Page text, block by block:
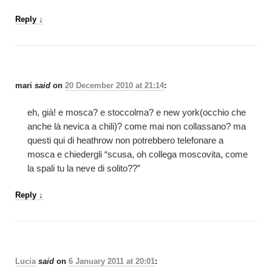
Reply ↓
mari said on 20 December 2010 at 21:14:
eh, già! e mosca? e stoccolma? e new york(occhio che
anche là nevica a chili)? come mai non collassano? ma
questi qui di heathrow non potrebbero telefonare a
mosca e chiedergli “scusa, oh collega moscovita, come
la spali tu la neve di solito??”
Reply ↓
Lucia said on 6 January 2011 at 20:01: